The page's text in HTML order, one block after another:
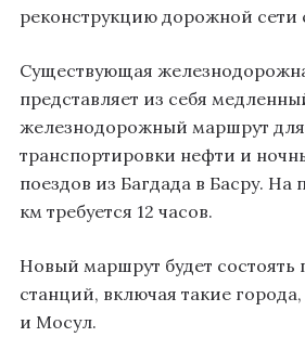
реконструкцию дорожной сети
Существующая
представляет из себя
железнодорожный маршрут для
транспортировки нефти и
поездов из Багдада в Басру. На
км требуется 12 часов.
Новый маршрут будет состоять
станций, включая такие
и Мосул.